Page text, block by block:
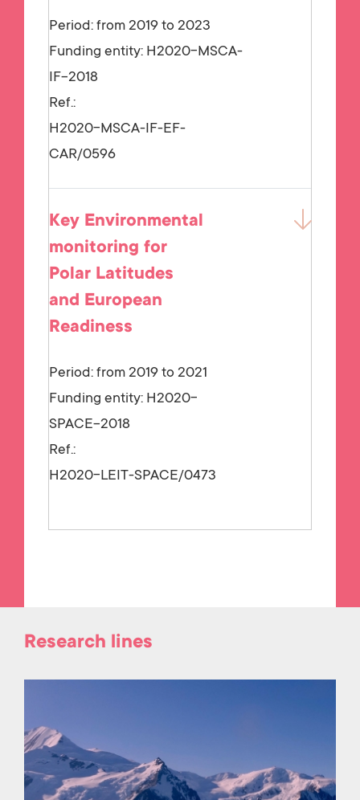
Period: from 2019 to 2023
Funding entity: H2020-MSCA-
IF-2018
Ref.:
H2020-MSCA-IF-EF-
CAR/0596
Key Environmental
monitoring for
Polar Latitudes
and European
Readiness
Period: from 2019 to 2021
Funding entity: H2020-
SPACE-2018
Ref.:
H2020-LEIT-SPACE/0473
Research lines